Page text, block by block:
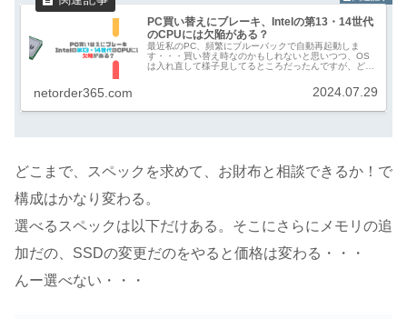
PC買い替えにブレーキ、Intelの第13・14世代
のCPUには欠陥がある？
最近私のPC、頻繁にブルーバックで自動再起動しま
す・・・買い替え時なのかもしれないと思いつつ、OS
は入れ直して様子見してるところだったんですが、どう
netorder365.com 2024.07.29
どこまで、スペックを求めて、お財布と相談できるか！で
構成はかなり変わる。
選べるスペックは以下だけある。そこにさらにメモリの追
加だの、SSDの変更だのをやると価格は変わる・・・
んー選べない・・・